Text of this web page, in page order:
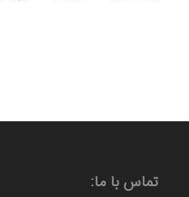
تماس با ما: